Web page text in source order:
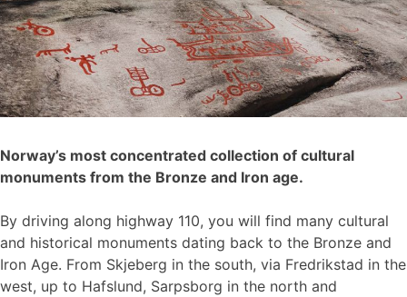
Norway’s most concentrated collection of cultural
monuments from the Bronze and Iron age.
By driving along highway 110, you will find many cultural
and historical monuments dating back to the Bronze and
Iron Age. From Skjeberg in the south, via Fredrikstad in the
west, up to Hafslund, Sarpsborg in the north and